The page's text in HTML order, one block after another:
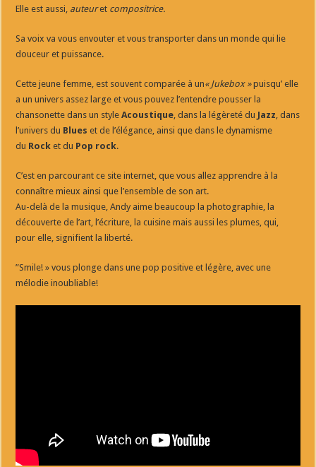
Elle est aussi, auteuret compositrice.
Sa voix va vous envouter et vous transporter dans un monde qui lie
douceur et puissance.
Cette jeune femme, est souvent comparée à un« Jukebox »puisqu’ elle
a un univers assez large et vous pouvez l’entendre pousser la
chansonette dans un styleAcoustique, dans la légèreté du Jazz, dans
l’univers du Blues et de l’élégance, ainsi que dans le dynamisme
du Rock et du Pop rock.
C’est en parcourant ce site internet, que vous allez apprendre à la
connaître mieux ainsi que l’ensemble de son art.
Au-delà de la musique, Andy aime beaucoup la photographie, la
découverte de l’art, l’écriture, la cuisine mais aussi les plumes, qui,
pour elle, signifient la liberté.
”Smile! » vous plonge dans une pop positive et légère, avec une
mélodie inoubliable!